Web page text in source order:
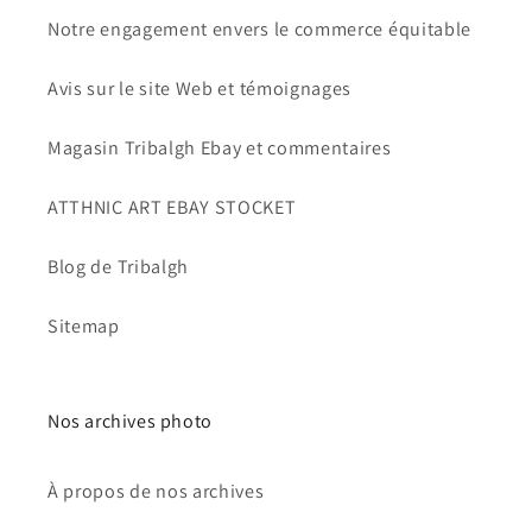
Notre engagement envers le commerce équitable
Avis sur le site Web et témoignages
Magasin Tribalgh Ebay et commentaires
ATTHNIC ART EBAY STOCKET
Blog de Tribalgh
Sitemap
Nos archives photo
À propos de nos archives